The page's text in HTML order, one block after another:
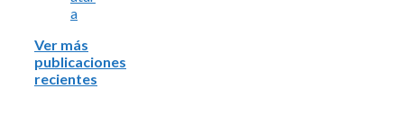
a
Ver más
publicaciones
recientes